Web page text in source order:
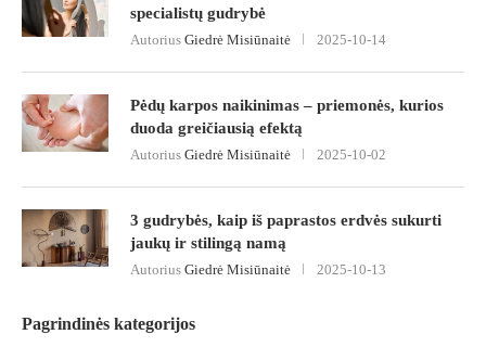
specialistų gudrybė
Autorius Giedrė Misiūnaitė 2025-10-14
Pėdų karpos naikinimas – priemonės, kurios
duoda greičiausią efektą
Autorius Giedrė Misiūnaitė 2025-10-02
3 gudrybės, kaip iš paprastos erdvės sukurti
jaukų ir stilingą namą
Autorius Giedrė Misiūnaitė 2025-10-13
Pagrindinės kategorijos